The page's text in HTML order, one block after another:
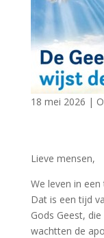
18 mei 2026 |
Lieve mensen,
We leven in
Dat is een tijd
Gods Geest,
wachtten de